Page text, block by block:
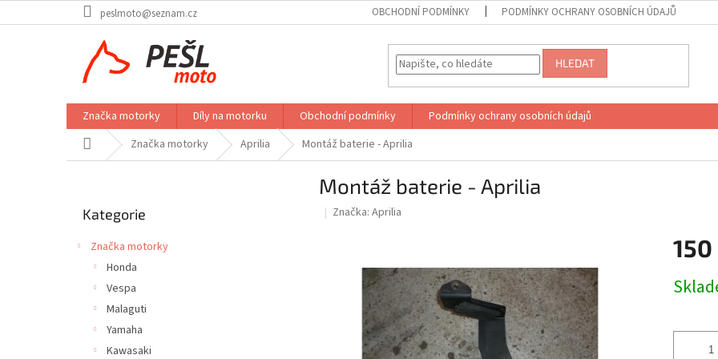
na
peslmoto@seznam.cz OBCHODNÍ PODMÍNKY PODMÍNKY OCHRANY OSOBNÍCH ÚDAJŮ
HLEDAT
Značka motorky Díly na motorku Obchodní podmínky
Podmínky ochrany osobních údajů
Domů Značka motorky Aprilia Montáž baterie - Aprilia
kategorie
Kategorie
Značka motorky
Honda
Vespa
Malaguti
Yamaha
Kawasaki
Montáž baterie - Aprilia
Značka: Aprilia
150
cena: